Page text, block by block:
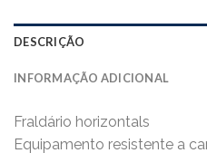
DESCRIÇÃO
INFORMAÇÃO ADICIONAL
Fraldário horizontals
Equipamento resistente a